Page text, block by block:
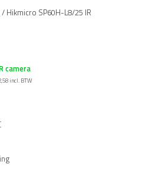
/ Hikmicro SP60H-L8/25 IR
camera
incl. BTW